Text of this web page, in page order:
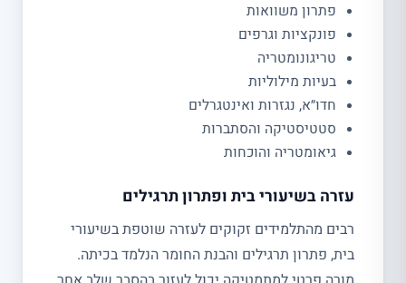
פתרון משוואות
פונקציות וגרפים
טריגונומטריה
בעיות מילוליות
חדו״א, נגזרות ואינטגרלים
סטטיסטיקה והסתברות
גיאומטריה והוכחות
עזרה בשיעורי בית ופתרון תרגילים
רבים מהתלמידים זקוקים לעזרה שוטפת בשיעורי
בית, פתרון תרגילים והבנת החומר הנלמד בכיתה.